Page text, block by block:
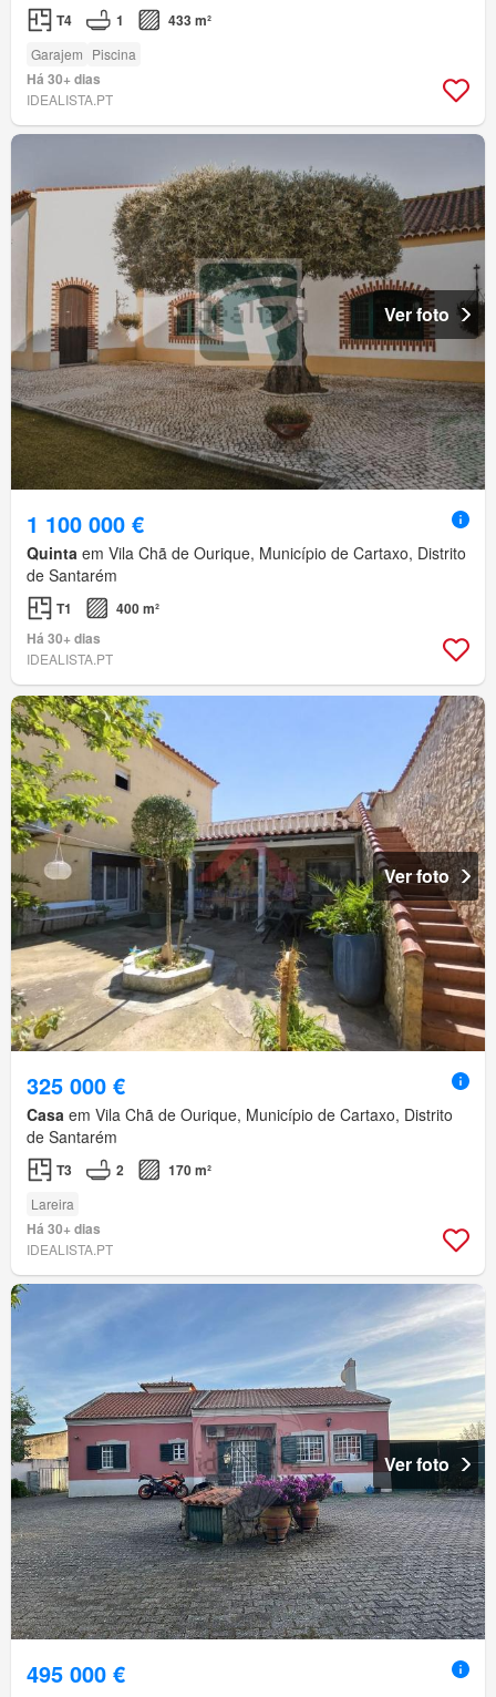
T4 1 433 m²
Garajem Piscina
Há 30+ dias
IDEALISTA.PT
Ver foto
1 100 000 €
Quinta em Vila Chã de Ourique, Município de Cartaxo, Distrito
de Santarém
T1
400 m²
Há 30+ dias
IDEALISTA.PT
Ver foto
325 000 €
Casa em Vila Chã de Ourique, Município de Cartaxo, Distrito
de Santarém
T3 2 170 m²
Lareira
Há 30+ dias
IDEALISTA.PT
Ver foto
495 000 €